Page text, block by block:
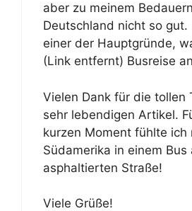
aber zu meinem
Deutschland nicht so gut.
einer der Hauptgründe,
(Link entfernt) Busreise
Vielen Dank für die tollen
sehr lebendigen Artikel.
kurzen Moment fühlte ich
Südamerika in einem
asphaltierten Straße!
Viele Grüße!